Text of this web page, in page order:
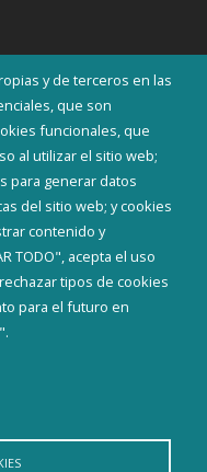
y de terceros en las
que son
funcionales, que
al utilizar el sitio web;
para generar datos
del sitio web; y cookies
contenido y
TODO", acepta el uso
tipos de cookies
para el futuro en